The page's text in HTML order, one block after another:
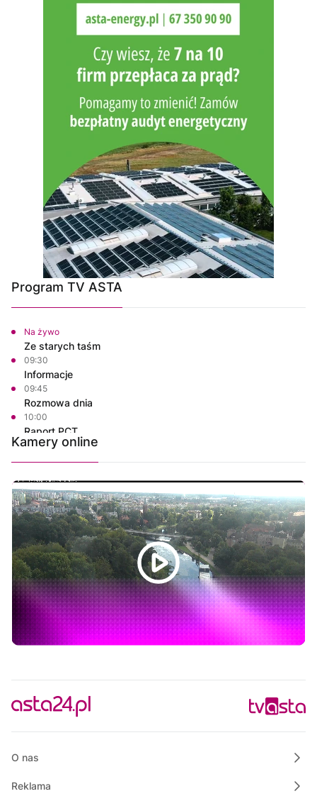
Program TV ASTA
Na żywo
Ze starych taśm
09:30
Informacje
09:45
Rozmowa dnia
10:00
Raport PCT
10:10
Razem dla bezpieczeństwa Złotowa
Powiat Wałecki Blisko Natury
10:35
Wielkopolska na Weekend
11:00
Informacje
11:15
Rozmowa dnia
11:30
Ze starych taśm
12:30
Informacje
12:45
13:15
Powiat Wałecki Blisko Natury
13:35
Kamery online
O nas
Reklama